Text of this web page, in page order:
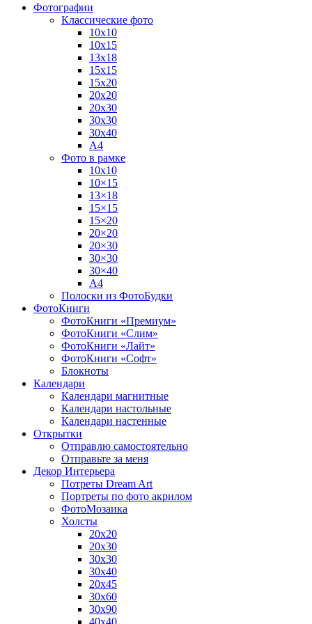
Фотографии
Классические фото
10х10
10х15
13х18
15х15
15х20
20х20
20х30
30х30
30х40
А4
Фото в рамке
10х10
10×15
13×18
15×15
15×20
20×20
20×30
30×30
30×40
A4
Полоски из ФотоБудки
ФотоКниги
ФотоКниги «Премиум»
ФотоКниги «Слим»
ФотоКниги «Лайт»
ФотоКниги «Софт»
Блокноты
Календари
Календари магнитные
Календари настольные
Календари настенные
Открытки
Отправлю самостоятельно
Отправьте за меня
Декор Интерьера
Потреты Dream Art
Портреты по фото акрилом
ФотоМозаика
Холсты
20х20
20х30
30х30
30х40
20х45
30х60
30х90
40х40